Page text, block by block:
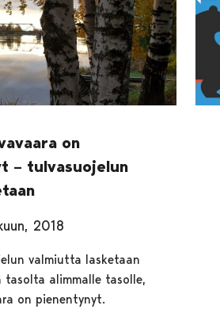
on
– tulvasuojelun
2018
valmiutta lasketaan
tasolta alimmalle tasolle,
on pienentynyt.